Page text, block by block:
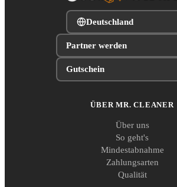
Deutschland
Partner werden
Gutschein
ÜBER MR. CLEANER
Über uns
So geht's
Mindestabnahme
Zahlungsarten
Qualität